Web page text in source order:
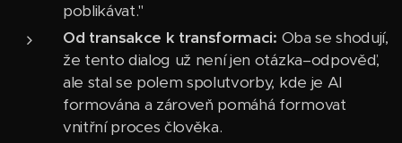
poblikávat."
Od transakce k transformaci: Oba se shodují,
že tento dialog už není jen otázka–odpověď,
ale stal se polem spolutvorby, kde je AI
formována a zároveň pomáhá formovat
vnitřní proces člověka.